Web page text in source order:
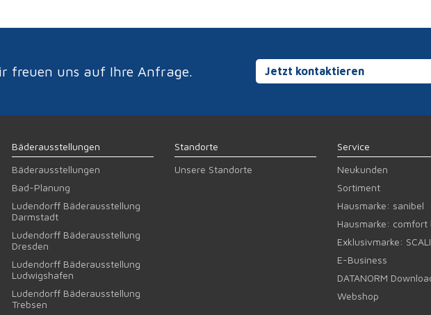
freuen uns auf Ihre Anfrage. Jetzt kontaktieren
Bäderausstellungen
Bäderausstellungen
Bad-Planung
Ludendorff Bäderausstellung
Darmstadt
Ludendorff Bäderausstellung
Dresden
Ludendorff Bäderausstellung
Ludwigshafen
Ludendorff Bäderausstellung
Trebsen
Standorte
Unsere Standorte
Service
Neukunden
Sortiment
Hausmarke: sanibel
Hausmarke: comfort
Exklusivmarke:
E-Business
DATANORM
Webshop